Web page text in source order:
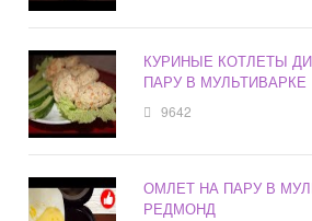
КУРИНЫЕ КОТЛЕТЫ
ПАРУ В МУЛЬТИВАРКЕ
9642
ОМЛЕТ НА ПАРУ В
РЕДМОНД